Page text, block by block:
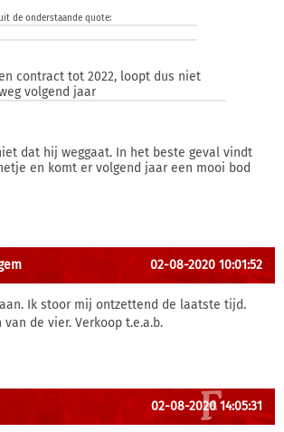
de onderstaande quote:
contract tot 2022, loopt dus niet
volgend jaar
dat hij weggaat. In het beste geval vindt
en komt er volgend jaar een mooi bod
02-08-2020 10:01:52
Ik stoor mij ontzettend de laatste tijd.
de vier. Verkoop t.e.a.b.
02-08-2020 14:05:31